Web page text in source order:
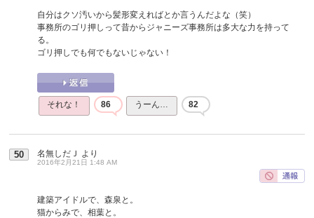
自分はクソ汚いから髪形変えればとか言うんだよな（笑）
事務所のゴリ押しって昔からジャニーズ事務所は多大な力を持って
る。
ゴリ押しでも何でもないじゃない！
それな！ 86 うーん… 82
50 名無しだＪ より
2016年2月21日 1:48 AM
建築アイドルで、森泉と。
猫からみで、相葉と。